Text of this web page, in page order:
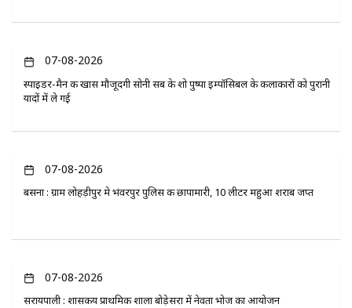
07-08-2026
स्पाइडर-मैन की खास मौजूदगी सोनी सब के शो पुष्पा इम्पॉसिबल के कलाकारों को पुरानी
यादों में ले गई
07-08-2026
बसना : ग्राम लोहड़ीपुर मे भंवरपुर पुलिस की छापामारी, 10 लीटर महुआ शराब जप्त
07-08-2026
सरायपाली : शासकीय प्राथमिक शाला बोड़ेसरा में नेवता भोज का आयोजन